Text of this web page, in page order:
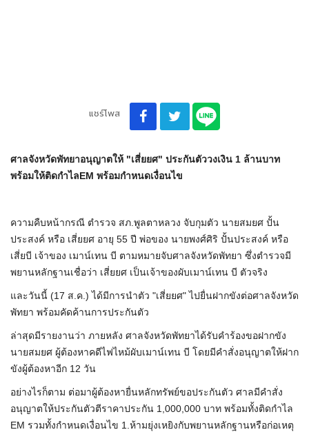
แชร์โพส
ศาลจังหวัดพัทยาอนุญาตให้ "เสี่ยยศ" ประกันตัววงเงิน 1 ล้านบาท
พร้อมให้ติดกำไลEM พร้อมกำหนดเงื่อนไข
ความคืบหน้ากรณี ตำรวจ สภ.พูลตาหลวง จับกุมตัว นายสมยศ ปั้น
ประสงค์ หรือ เสี่ยยศ อายุ 55 ปี พ่อของ นายพงศ์ศิริ ปั้นประสงค์ หรือ
เสี่ยบี เจ้าของ เมาน์เทน บี ตามหมายจับศาลจังหวัดพัทยา ซึ่งตำรวจมี
พยานหลักฐานเชื่อว่า เสี่ยยศ เป็นเจ้าของผับเมาน์เทน บี ตัวจริง
และวันนี้ (17 ส.ค.) ได้มีการนำตัว "เสี่ยยศ" ไปยื่นฝากขังต่อศาลจังหวัด
พัทยา พร้อมคัดค้านการประกันตัว
ล่าสุดมีรายงานว่า ภายหลัง ศาลจังหวัดพัทยาได้รับคำร้องขอฝากขัง
นายสมยศ ผู้ต้องหาคดีไฟไหม้ผับเมาน์เทน บี โดยมีคำสั่งอนุญาตให้ฝาก
ขังผู้ต้องหาอีก 12 วัน
อย่างไรก็ตาม ต่อมาผู้ต้องหายื่นหลักทรัพย์ขอประกันตัว ศาลมีคำสั่ง
อนุญาตให้ประกันตัวตีราคาประกัน 1,000,000 บาท พร้อมทั้งติดกำไล
EM รวมทั้งกำหนดเงื่อนไข 1.ห้ามยุ่งเหยิงกับพยานหลักฐานหรือก่อเหตุ